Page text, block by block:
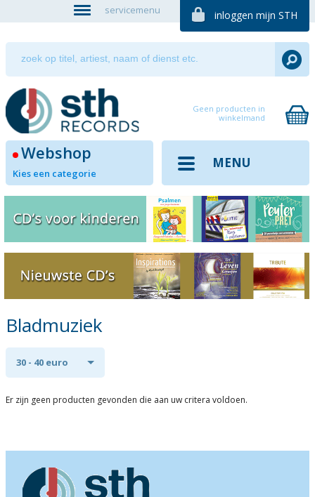
servicemenu inloggen mijn STH
Geen producten in
winkelmand
Webshop
Kies een categorie
MENU
Bladmuziek
30 - 40 euro
Er zijn geen producten gevonden die aan uw critera voldoen.